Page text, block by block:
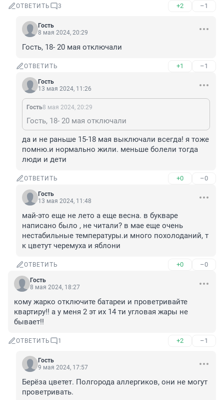
ОТВЕТИТЬ 3 +2 –1
Гость
8 мая 2024, 20:29
Гость, 18- 20 мая отключали
ОТВЕТИТЬ +1 –1
Гость
13 мая 2024, 11:26
Гость8 мая 2024, 20:29
Гость, 18- 20 мая отключали
да и не раньше 15-18 мая выключали всегда! я тоже
помню.и нормально жили. меньше болели тогда
люди и дети
ОТВЕТИТЬ +0 –0
Гость
13 мая 2024, 11:48
май-это еще не лето а еще весна. в букваре
написано было , не читали? в мае еще очень
нестабильные температуры.и много похолоданий, т
к цветут черемуха и яблони
ОТВЕТИТЬ +0 –0
Гость
8 мая 2024, 18:27
кому жарко отключите батареи и проветривайте
квартиру!! а у меня 2 эт их 14 ти угловая жары не
бывает!!
ОТВЕТИТЬ 1 +2 –1
Гость
9 мая 2024, 17:57
Берёза цветет. Полгорода аллергиков, они не могут
проветривать.